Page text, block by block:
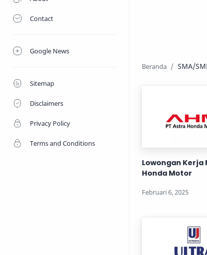
Contact
Google News
Sitemap
Disclaimers
Privacy Policy
Terms and Conditions
SMA/
Lowongan Kerja
Honda Motor